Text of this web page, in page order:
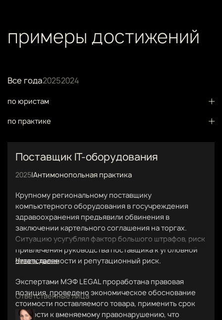
примеры достижений
Все года20252024
по юристам
по практике
Поставщик IT-оборудования
2025|Антимонопольная практика
Крупному региональному поставщику
компьютерного оборудования в госучреждения
здравоохранения предъявили обвинения в
заключении картельного соглашения на торгах.
Ситуацию усугублял фактор большого штрафов, риск
привлечения руководства поставщика к уголовной
ответственности и репутационный риск.
Экспертами МЭФ LEGAL проработана правовая
позиция, проведено экономическое обоснование
стоимости поставляемого товара, применить срок
давности к вменяемому правонарушению, что
Читать далее
Ответственные лица